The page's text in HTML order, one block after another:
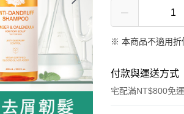
※ 本商品不適用折
付款與運送方式
宅配滿NT$800免運